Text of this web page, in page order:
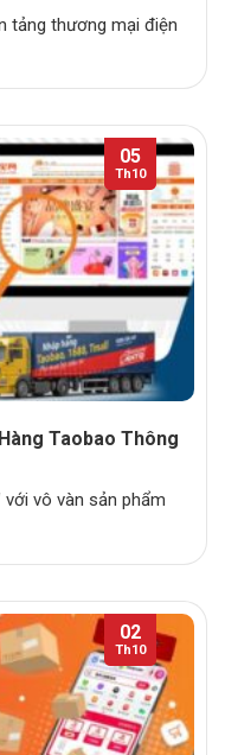
tảng thương mại điện
Taobao Thông
với vô vàn sản phẩm
05
Th10
02
Th10